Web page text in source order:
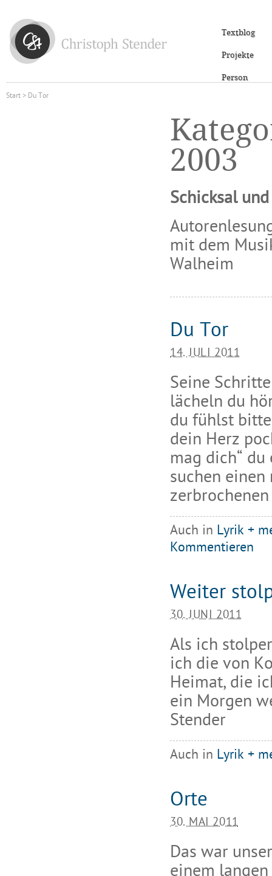
Textblog
Projekte
Person
Start> Du Tor
2003
Schicksal
mit dem
Walheim
Du Tor
14. JULI 2011
Seine
lächeln du
du fühlst
dein Herz
mag dich“
suchen
Auch in Lyrik +
Kommentieren
Weiter
30. JUNI 2011
Als ich
ich die von
Heimat, die
ein Morgen
Stender
Auch in Lyrik +
Orte
30. MAI 2011
Das war